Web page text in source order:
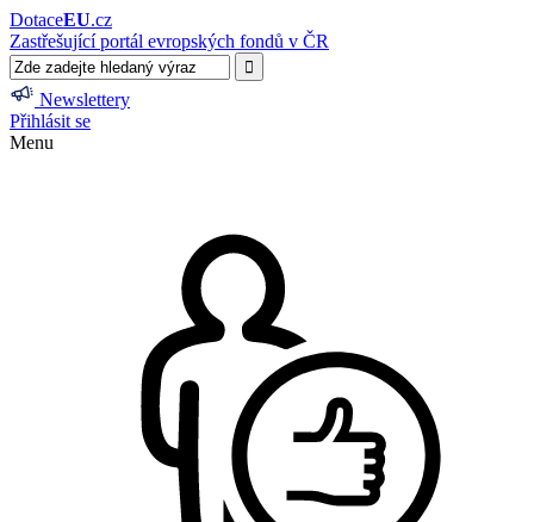
DotaceEU.cz
Zastřešující portál evropských fondů v ČR
Newslettery
Přihlásit se
Menu